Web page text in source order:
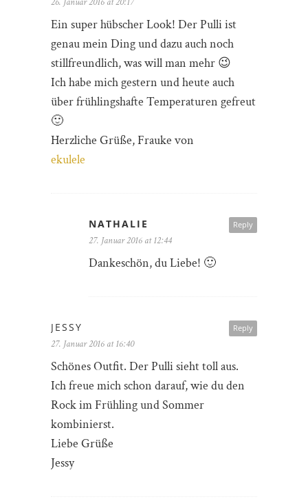
Ein super hübscher Look! Der Pulli ist
genau mein Ding und dazu auch noch
stillfreundlich, was will man mehr 😉
Ich habe mich gestern und heute auch
über frühlingshafte Temperaturen gefreut
🙂
Herzliche Grüße, Frauke von
ekulele
Reply
NATHALIE
27. Januar 2016 at 12:44
Dankeschön, du Liebe! 🙂
Reply
JESSY
27. Januar 2016 at 16:40
Schönes Outfit. Der Pulli sieht toll aus.
Ich freue mich schon darauf, wie du den
Rock im Frühling und Sommer
kombinierst.
Liebe Grüße
Jessy